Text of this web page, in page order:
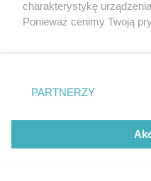
charakterystykę
Ponieważ cenimy Twoją
znajdujący się w lewym
rodzaje przetwarzania
użytkownika, ale masz
przetwarzaniu. Preferencje
na tej witrynie.
PARTNERZY